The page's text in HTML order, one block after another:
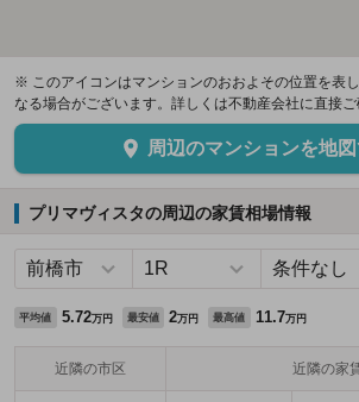
※ このアイコンはマンションのおおよその位置を表
なる場合がございます。詳しくは不動産会社に直接ご
周辺のマンションを地
プリマヴィスタの周辺の家賃相場情報
平均値 5.72万円 最安値 2万円 最高値 11.7万円
近隣の市区 近隣の家